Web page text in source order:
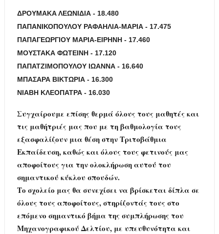
ΔΡΟΥΜΑΚΑ ΛΕΩΝΙΔΙΑ- 18.480
ΠΑΠΑΝΙΚΟΠΟΥΛΟΥ ΡΑΦΑΗΛΙΑ-ΜΑΡΙΑ- 17.475
ΠΑΠΑΓΕΩΡΓΙΟΥ ΜΑΡΙΑ-ΕΙΡΗΝΗ- 17.460
ΜΟΥΣΤΑΚΑ ΦΩΤΕΙΝΗ- 17.120
ΠΑΠΑΤΖΙΜΟΠΟΥΛΟΥ ΙΩΑΝΝΑ- 16.640
ΜΠΑΣΑΡΑ ΒΙΚΤΩΡΙΑ- 16.300
ΝΙΑΒΗ ΚΛΕΟΠΑΤΡΑ- 16.030
Συγχαίρουμε επίσης θερμά όλους τους μαθητές και
τις μαθήτριές μας που με τη βαθμολογία τους
εξασφαλίζουν μια θέση στην Τριτοβάθμια
Εκπαίδευση, καθώς και όλους τους φετινούς μας
αποφοίτους για την ολοκλήρωση αυτού του
σημαντικού κύκλου σπουδών.
Το σχολείο μας θα συνεχίσει να βρίσκεται δίπλα σε
όλους τους αποφοίτους, στηρίζοντάς τους στο
επόμενο σημαντικό βήμα της συμπλήρωσης του
Μηχανογραφικού Δελτίου, με υπευθυνότητα και